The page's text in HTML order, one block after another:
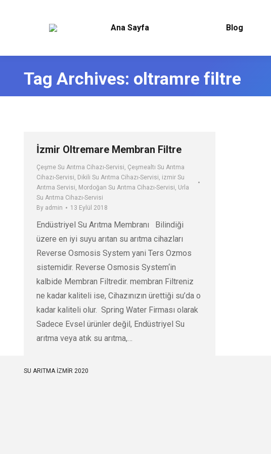
Ana Sayfa Blog
Tag Archives: oltramre filtre
İzmir Oltremare Membran Filtre
Çeşme Su Arıtma Cihazı-Servisi, Çeşmealtı Su Arıtma
Cihazı-Servisi, Dikili Su Arıtma Cihazı-Servisi, izmir Su
Arıtma Servisi, Mordoğan Su Arıtma Cihazı-Servisi, Urla
Su Arıtma Cihazı-Servisi
By admin 13 Eylül 2018
Endüstriyel Su Arıtma Membranı Bilindiği
üzere en iyi suyu arıtan su arıtma cihazları
Reverse Osmosis System yani Ters Ozmos
sistemidir. Reverse Osmosis System‘in
kalbide Membran Filtredir. membran Filtreniz
ne kadar kaliteli ise, Cihazınızın ürettiği su’da o
kadar kaliteli olur. Spring Water Firması olarak
Sadece Evsel ürünler değil, Endüstriyel Su
arıtma veya atık su arıtma,…
SU ARITMA İZMİR 2020